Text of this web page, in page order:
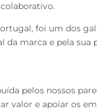
foi um dos
marca e pela sua
pelos nossos
valor e apoiar os